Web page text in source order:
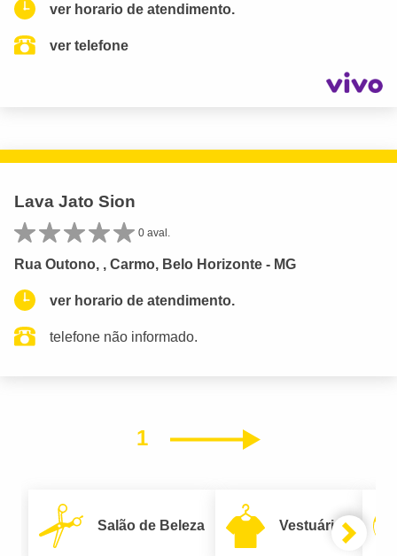
ver horario de atendimento.
ver telefone
Lava Jato Sion
0 aval.
Rua Outono, , Carmo, Belo Horizonte - MG
ver horario de atendimento.
telefone não informado.
1 Próximo
Salão de Beleza Vestuário